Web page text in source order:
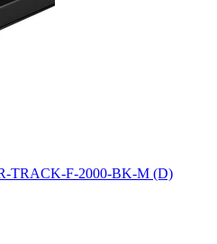
TRACK-F-2000-BK-M (D)